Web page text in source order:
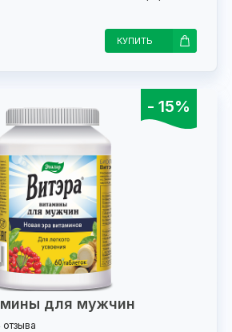
КУПИТЬ
- 15%
для мужчин
отзыва